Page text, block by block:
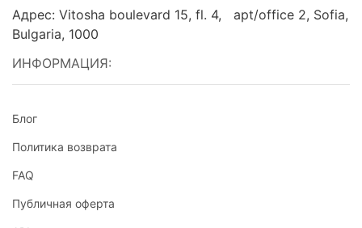
Адрес: Vitosha boulevard 15, fl. 4, apt/office 2, Sofia,
Bulgaria, 1000
ИНФОРМАЦИЯ:
Блог
Политика возврата
FAQ
Публичная оферта